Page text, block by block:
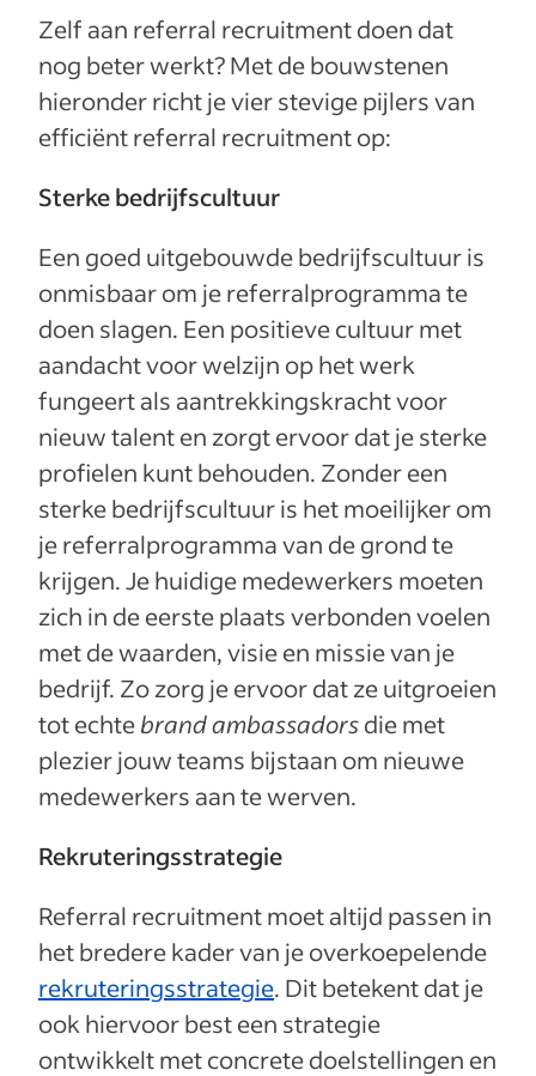
Zelf aan referral recruitment doen dat
nog beter werkt? Met de bouwstenen
hieronder richt je vier stevige pijlers van
efficiënt referral recruitment op:
Sterke bedrijfscultuur
Een goed uitgebouwde bedrijfscultuur is
onmisbaar om je referralprogramma te
doen slagen. Een positieve cultuur met
aandacht voor welzijn op het werk
fungeert als aantrekkingskracht voor
nieuw talent en zorgt ervoor dat je sterke
profielen kunt behouden. Zonder een
sterke bedrijfscultuur is het moeilijker om
je referralprogramma van de grond te
krijgen. Je huidige medewerkers moeten
zich in de eerste plaats verbonden voelen
met de waarden, visie en missie van je
bedrijf. Zo zorg je ervoor dat ze uitgroeien
tot echtebrand ambassadorsdie met
plezier jouw teams bijstaan om nieuwe
medewerkers aan te werven.
Rekruteringsstrategie
Referral recruitment moet altijd passen in
het bredere kader van je overkoepelende
rekruteringsstrategie. Dit betekent dat je
ook hiervoor best een strategie
ontwikkelt met concrete doelstellingen en